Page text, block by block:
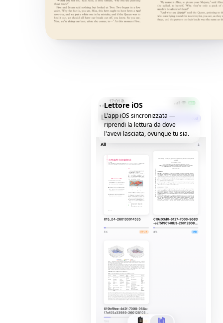
Lettore iOS
L'app iOS sincronizzata —
riprendi la lettura da dove
l'avevi lasciata, ovunque tu sia.